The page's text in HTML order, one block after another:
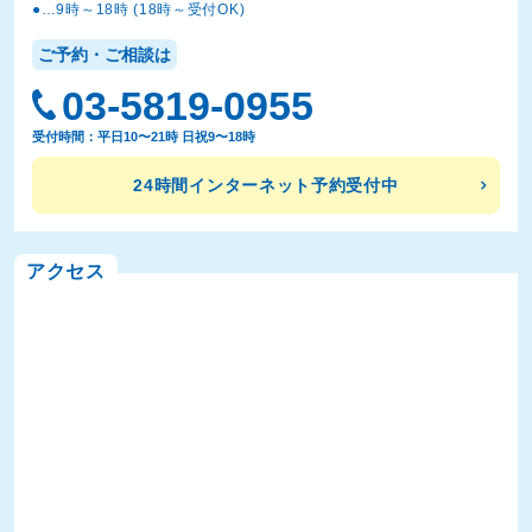
●…9時～18時 (18時～受付OK)
ご予約・ご相談は
03-5819-0955
受付時間：平日10〜21時 日祝9〜18時
24時間インターネット予約受付中
アクセス